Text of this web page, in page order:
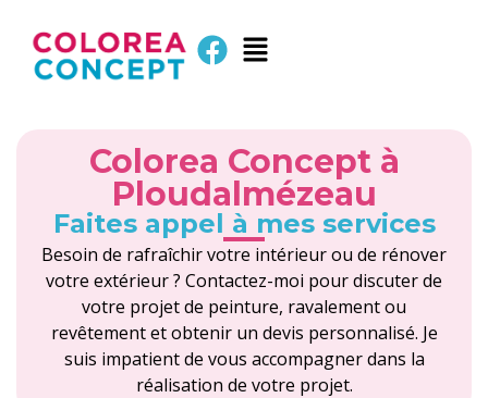
Colorea Concept à
Ploudalmézeau
Faites appel à mes services
Besoin de rafraîchir votre intérieur ou de rénover
votre extérieur ? Contactez-moi pour discuter de
votre projet de peinture, ravalement ou
revêtement et obtenir un devis personnalisé. Je
suis impatient de vous accompagner dans la
réalisation de votre projet.